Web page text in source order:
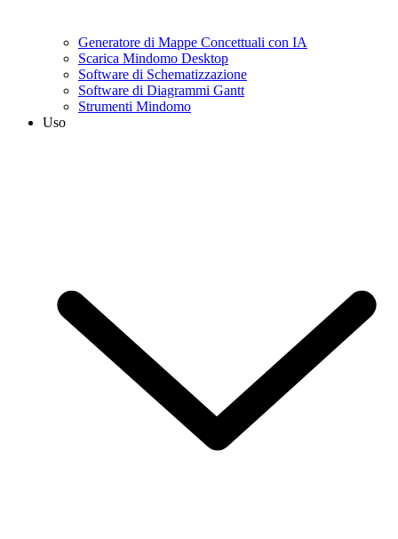
Generatore di Mappe Concettuali con IA
Scarica Mindomo Desktop
Software di Schematizzazione
Software di Diagrammi Gantt
Strumenti Mindomo
Uso